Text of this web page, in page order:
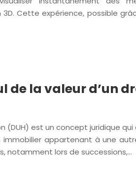
Cette expérience, possible
de la valeur d’un
(DUH) est un concept juridique
immobilier appartenant à une
notamment lors de successions,…